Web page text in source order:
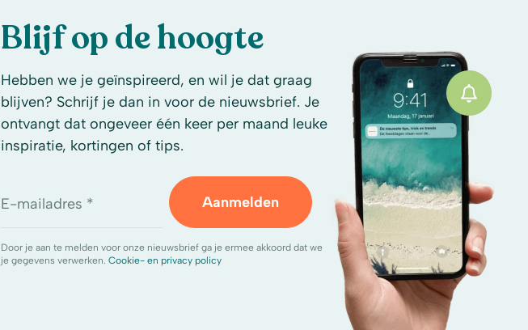
Blijf op de hoogte
Hebben we je geïnspireerd, en wil je dat graag
blijven? Schrijf je dan in voor de nieuwsbrief. Je
ontvangt dat ongeveer één keer per maand leuke
inspiratie, kortingen of tips.
E-mailadres * Aanmelden
Door je aan te melden voor onze nieuwsbrief ga je ermee akkoord dat we
je gegevens verwerken. Cookie- en privacy policy